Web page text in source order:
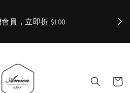
員，立即折 $100 ✨